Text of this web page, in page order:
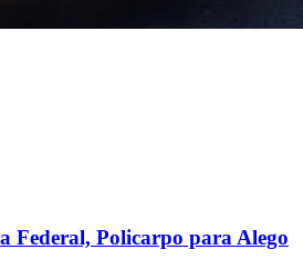
Federal, Policarpo para Alego